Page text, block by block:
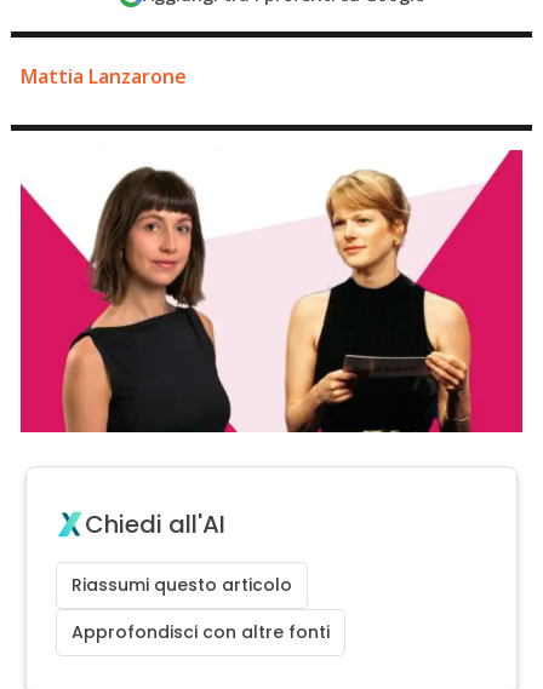
Mattia Lanzarone
Chiedi all'AI
Riassumi questo articolo
Approfondisci con altre fonti